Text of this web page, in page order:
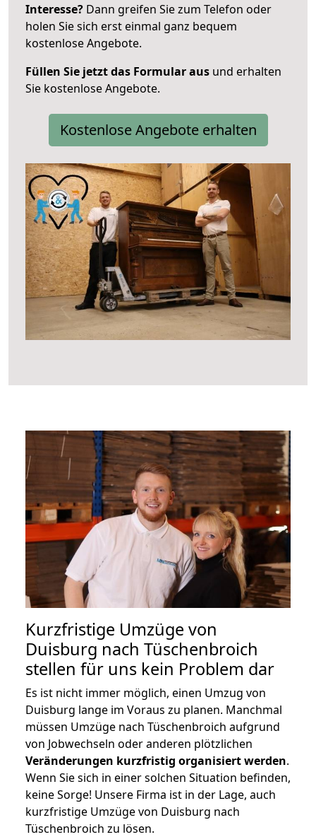
Interesse? Dann greifen Sie zum Telefon oder
holen Sie sich erst einmal ganz bequem
kostenlose Angebote.
Füllen Sie jetzt das Formular aus und erhalten
Sie kostenlose Angebote.
Kostenlose Angebote erhalten
Kurzfristige Umzüge von
Duisburg nach Tüschenbroich
stellen für uns kein Problem dar
Es ist nicht immer möglich, einen Umzug von
Duisburg lange im Voraus zu planen. Manchmal
müssen Umzüge nach Tüschenbroich aufgrund
von Jobwechseln oder anderen plötzlichen
Veränderungen kurzfristig organisiert werden.
Wenn Sie sich in einer solchen Situation befinden,
keine Sorge! Unsere Firma ist in der Lage, auch
kurzfristige Umzüge von Duisburg nach
Tüschenbroich zu lösen.